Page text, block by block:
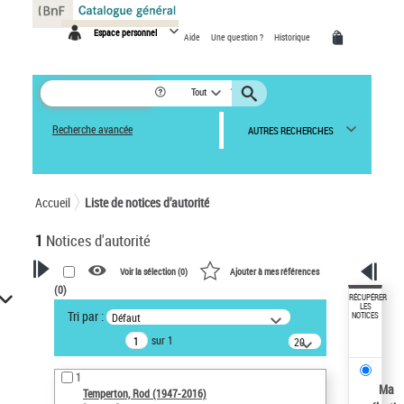
Espace personnel Aide Une question ? Historique
Tout
Recherche avancée AUTRES RECHERCHES
Accueil Liste de notices d’autorité
1 Notices d'autorité
VOTRE RECHERCHE
Recherche avancée dans les
notices d’autorité
Œuvres liées à l'auteur :
Temperton, Rod (1947-2016)
Voir la sélection (0) Ajouter à mes références
(0)
Tri par : Défaut
sur 1
20
résultats/page
1
Temperton, Rod (1947-2016)
RÉCUPÉRER
LES
NOTICES
Ma
Panneau de gestion des cookies